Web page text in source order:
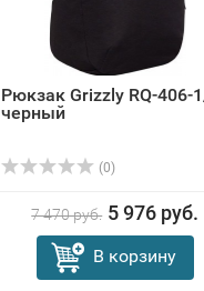
Рюкзак Grizzly RQ-406-
черный
(0)
7 470 руб. 5 976 руб.
В корзину